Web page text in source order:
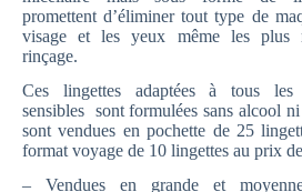
promettent d’éliminer tout type de
visage et les yeux même les plus
rinçage.
Ces lingettes adaptées à tous les
sensibles sont formulées sans alcool
sont vendues en pochette de 25
format voyage de 10 lingettes au prix
– Vendues en grande et